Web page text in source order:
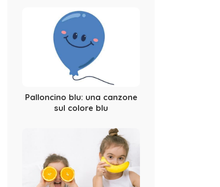
Palloncino blu: una canzone
sul colore blu